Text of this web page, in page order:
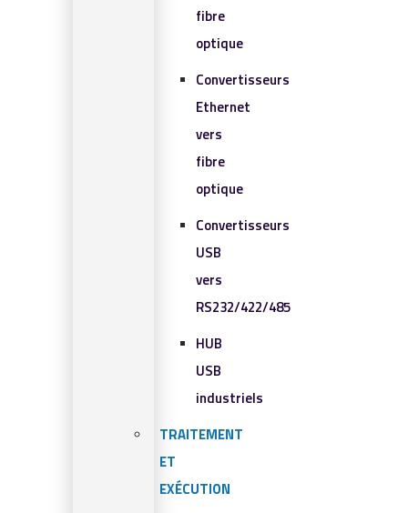
fibre
optique
Convertisseurs
Ethernet
vers
fibre
optique
Convertisseurs
USB
vers
RS232/422/485
HUB
USB
industriels
TRAITEMENT
ET
EXÉCUTION